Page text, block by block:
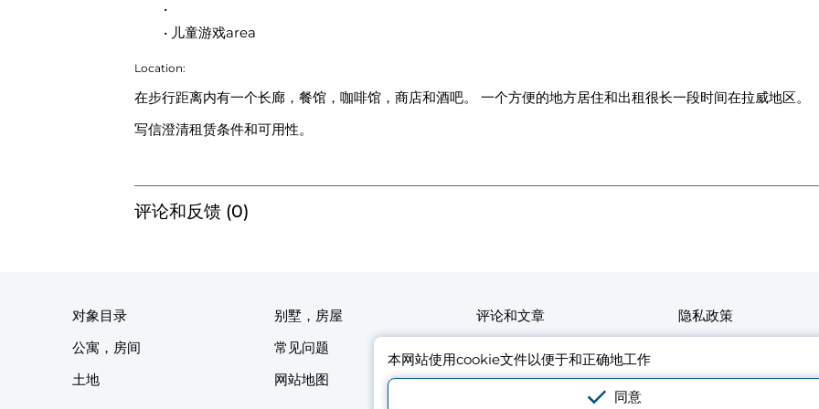
儿童游戏area
Location:
在步行距离内有一个长廊，餐馆，咖啡馆，商店和酒吧。 一个方便的地方居住和出租很长一段时间在拉威地区。
写信澄清租赁条件和可用性。
评论和反馈 (0)
本网站使用cookie文件以便于和正确地工作
同意
对象目录 别墅，房屋 评论和文章
隐私政策
公寓，房间
常见问题
土地
网站地图 联系人